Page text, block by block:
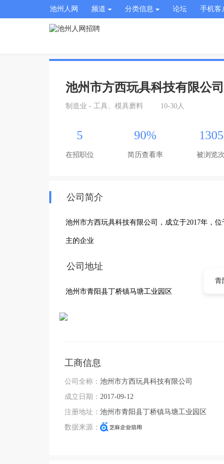
池州人网 频道 分类信息 论坛 手机客
池州市方西玩具科技有限公司
制造业 - 工具、模具磨料 10-30人
5
在招职位
90%
简历查看率 被浏览
公司简介
池州市方西玩具科技有限公司，成立于2017年，
主的企业
公司地址
池州市青阳县丁桥镇马塘工业园区
青
工商信息
公司全称： 池州市方西玩具科技有限公司
成立日期： 2017-09-12
注册地址： 池州市青阳县丁桥镇马塘工业园区
数据来源：